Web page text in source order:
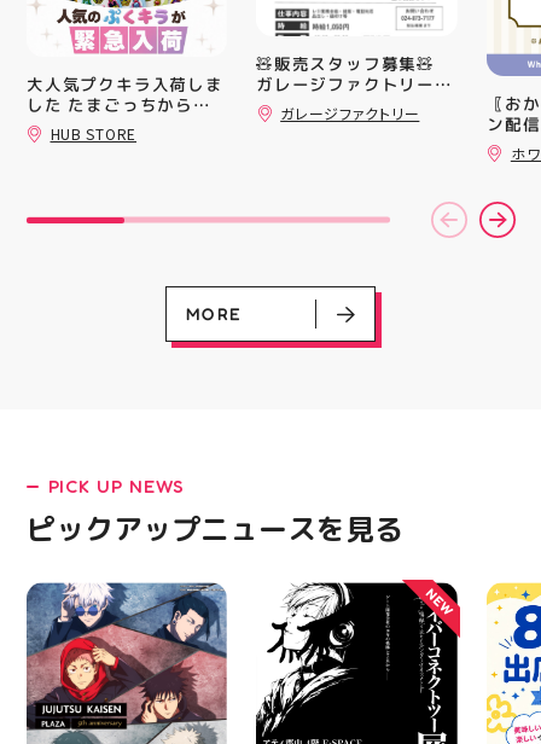
LATEST!
ピックアップニュース
大人気プクキラ入荷しま
した たまごっちからサ
ンリオまで 全13種類の
豊富なラインナップが勢
インばかり 集めたくな
定での入荷となりますの
で 気になっていた方、
売り切れる前にぜひお早
ラ雑貨 コレクション
HUBSTORE 数量限定 新
商品入荷
HUB STORE
🧸販売スタッフ募集🧸
ガレージファクトリーア
ティ郡山では 販売スタ
ッフを募集しております
大歓迎️‍️‍️‍ Wワークされてる
方も可能ですよ！ 求人
でのご応募は不可となり
ます️ 私達と一緒に楽し
くお仕事しましょう️ お
電話、ご応募お待ちして
ガレージファクトリー
対策
た、
ート(
買い
ツポ
録)画
だく
加す
ズな
ぜひ
熱い
〖お
ン配
ッパ
￥
ーポ
ース
ホ
MORE
PICK UP NEWS
ピックアップニュースを見る
NEW